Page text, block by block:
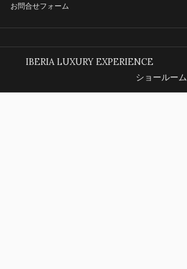
お問合せフォーム
IBERIA LUXURY EXPERIENCE
ショールーム